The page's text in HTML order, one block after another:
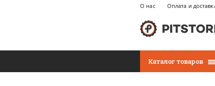
О нас Оплата и
Каталог товаров